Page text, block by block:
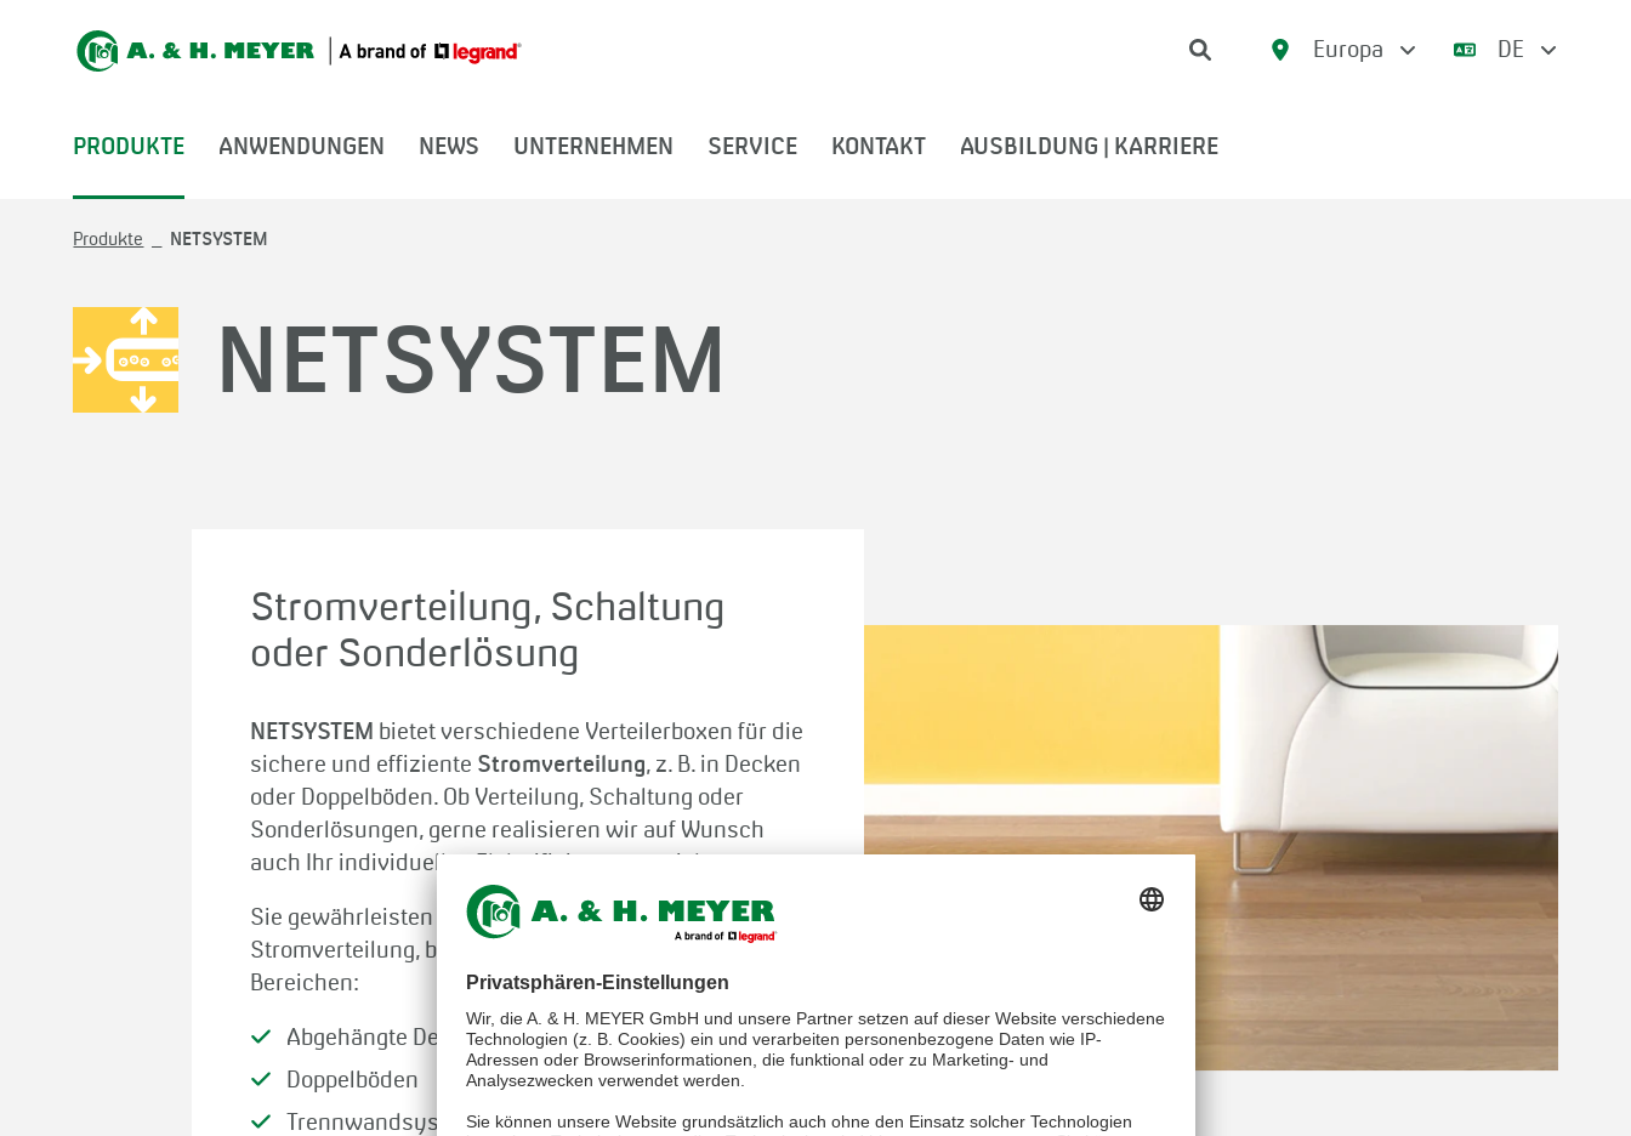
Europa DE
PRODUKTE ANWENDUNGEN NEWS UNTERNEHMEN SERVICE KONTAKT AUSBILDUNG | KARRIERE
Produkte NETSYSTEM
NETSYSTEM
Stromverteilung, Schaltung
oder Sonderlösung
NETSYSTEM bietet verschiedene Verteilerboxen für die
sichere und effiziente Stromverteilung, z. B. in Decken
oder Doppelböden. Ob Verteilung, Schaltung oder
Sonderlösungen, gerne realisieren wir auf Wunsch
auch Ihr individuelles Elektrifizierungsprojekt.
Sie gewährleisten eine sichere und effiziente
Stromverteilung, beispielsweise in folgenden
Bereichen:
Abgehängte Decken
Doppelböden
Trennwandsysteme